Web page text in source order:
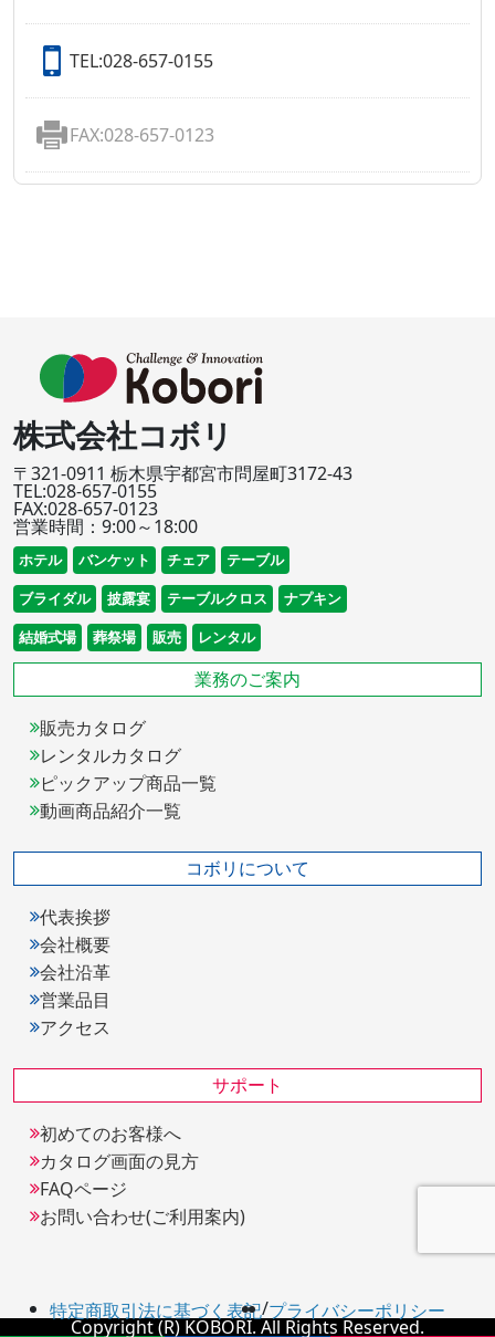
TEL:028-657-0155
FAX:028-657-0123
株式会社コボリ
〒321-0911 栃木県宇都宮市問屋町3172-43
TEL:028-657-0155
FAX:028-657-0123
営業時間：9:00～18:00
ホテル バンケット チェア
テーブル
ブライダル
披露宴 テーブルクロス
ナプキン
結婚式場
葬祭場 販売 レンタル
業務のご案内
販売カタログ
レンタルカタログ
ピックアップ商品一覧
動画商品紹介一覧
コボリについて
代表挨拶
会社概要
会社沿革
営業品目
アクセス
サポート
初めてのお客様へ
カタログ画面の見方
FAQページ
お問い合わせ(ご利用案内)
特定商取引法に基づく表記/プライバシーポリシー
Copyright (R) KOBORI. All Rights Reserved.